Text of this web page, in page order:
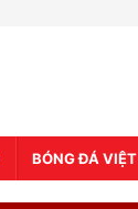
BÓNG ĐÁ VIỆT